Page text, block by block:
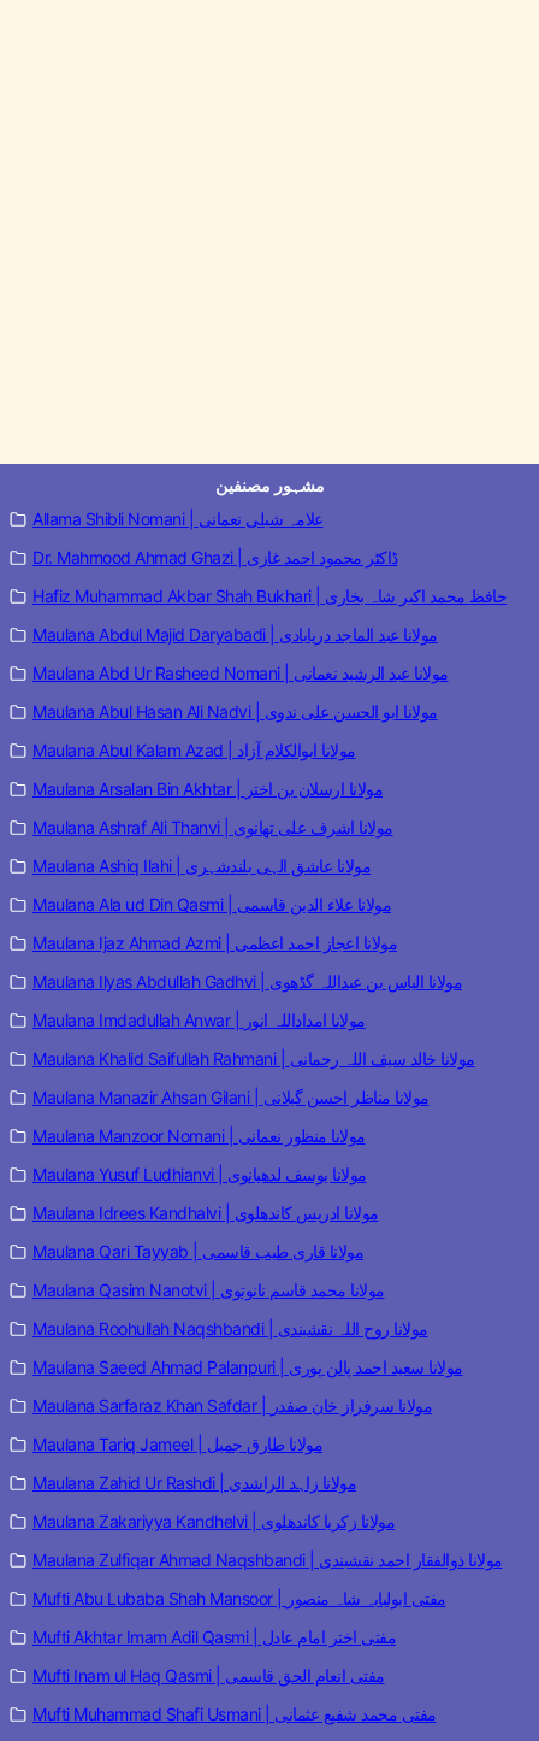
مشہور مصنفین
Allama Shibli Nomani | علامہ شبلی نعمانی
Dr. Mahmood Ahmad Ghazi | ڈاکٹر محمود احمد غازی
Hafiz Muhammad Akbar Shah Bukhari | حافظ محمد اکبر شاہ بخاری
Maulana Abdul Majid Daryabadi | مولانا عبد الماجد دریابادی
Maulana Abd Ur Rasheed Nomani | مولانا عبد الرشید نعمانی
Maulana Abul Hasan Ali Nadvi | مولانا ابو الحسن علی ندوی
Maulana Abul Kalam Azad | مولانا ابوالکلام آزاد
Maulana Arsalan Bin Akhtar | مولانا ارسلان بن اختر
Maulana Ashraf Ali Thanvi | مولانا اشرف علی تھانوی
Maulana Ashiq Ilahi | مولانا عاشق الہی بلندشہری
Maulana Ala ud Din Qasmi | مولانا علاء الدین قاسمی
Maulana Ijaz Ahmad Azmi | مولانا اعجاز احمد اعظمی
Maulana Ilyas Abdullah Gadhvi | مولانا الیاس بن عبداللہ گڈھوی
Maulana Imdadullah Anwar | مولانا امداداللہ انور
Maulana Khalid Saifullah Rahmani | مولانا خالد سیف اللہ رحمانی
Maulana Manazir Ahsan Gilani | مولانا مناظر احسن گیلانی
Maulana Manzoor Nomani | مولانا منظور نعمانی
Maulana Yusuf Ludhianvi | مولانا یوسف لدھیانوی
Maulana Idrees Kandhalvi | مولانا ادریس کاندھلوی
Maulana Qari Tayyab | مولانا قاری طیب قاسمی
Maulana Qasim Nanotvi | مولانا محمد قاسم نانوتوی
Maulana Roohullah Naqshbandi | مولانا روح اللہ نقشبندی
Maulana Saeed Ahmad Palanpuri | مولانا سعید احمد پالن پوری
Maulana Sarfaraz Khan Safdar | مولانا سرفراز خان صفدر
Maulana Tariq Jameel | مولانا طارق جمیل
Maulana Zahid Ur Rashdi | مولانا زاہد الراشدی
Maulana Zakariyya Kandhelvi | مولانا زکریا کاندھلوی
Maulana Zulfiqar Ahmad Naqshbandi | مولانا ذوالفقار احمد نقشبندی
Mufti Abu Lubaba Shah Mansoor | مفتی ابولبابہ شاہ منصور
Mufti Akhtar Imam Adil Qasmi | مفتی اختر امام عادل
Mufti Inam ul Haq Qasmi | مفتی انعام الحق قاسمی
Mufti Muhammad Shafi Usmani | مفتی محمد شفیع عثمانی